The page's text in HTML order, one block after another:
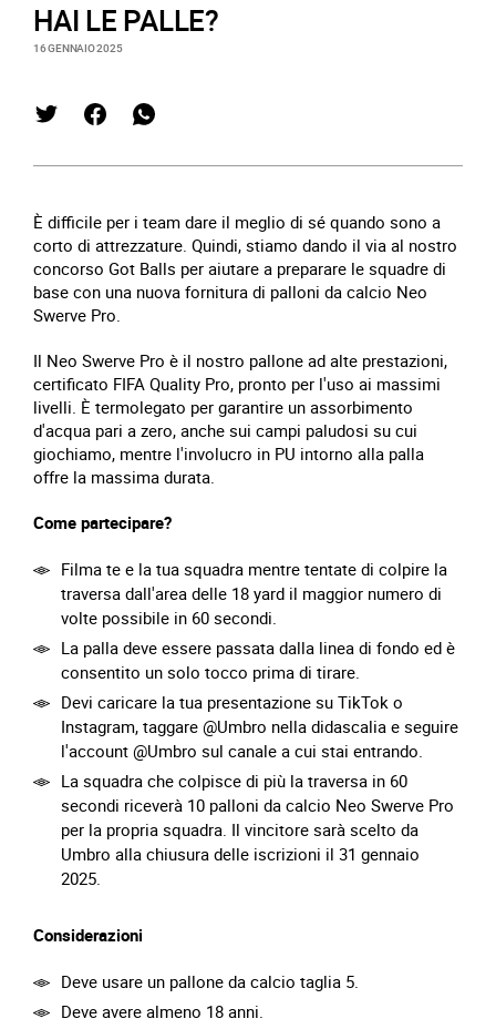
HAI LE PALLE?
16 GENNAIO 2025
È difficile per i team dare il meglio di sé quando sono a
corto di attrezzature. Quindi, stiamo dando il via al nostro
concorso Got Balls per aiutare a preparare le squadre di
base con una nuova fornitura di palloni da calcio Neo
Swerve Pro.
Il Neo Swerve Pro è il nostro pallone ad alte prestazioni,
certificato FIFA Quality Pro, pronto per l'uso ai massimi
livelli. È termolegato per garantire un assorbimento
d'acqua pari a zero, anche sui campi paludosi su cui
giochiamo, mentre l'involucro in PU intorno alla palla
offre la massima durata.
Come partecipare?
Filma te e la tua squadra mentre tentate di colpire la
traversa dall'area delle 18 yard il maggior numero di
volte possibile in 60 secondi.
La palla deve essere passata dalla linea di fondo ed è
consentito un solo tocco prima di tirare.
Devi caricare la tua presentazione su TikTok o
Instagram, taggare @Umbro nella didascalia e seguire
l'account @Umbro sul canale a cui stai entrando.
La squadra che colpisce di più la traversa in 60
secondi riceverà 10 palloni da calcio Neo Swerve Pro
per la propria squadra. Il vincitore sarà scelto da
Umbro alla chiusura delle iscrizioni il 31 gennaio
2025.
Considerazioni
Deve usare un pallone da calcio taglia 5.
Deve avere almeno 18 anni.